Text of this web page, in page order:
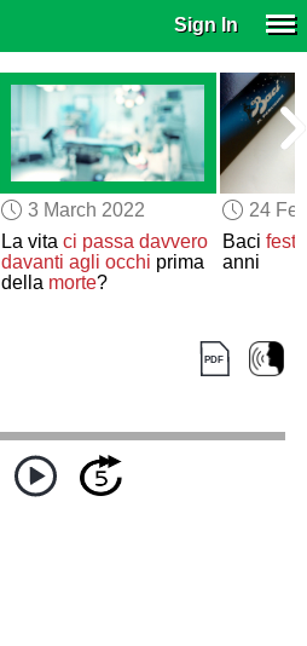
Sign In
3 March 2022
La vita ci passa davvero
davanti agli occhi prima
della morte?
24
Baci
anni